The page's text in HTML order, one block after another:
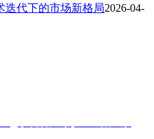
迭代下的市场新格局2026-04-